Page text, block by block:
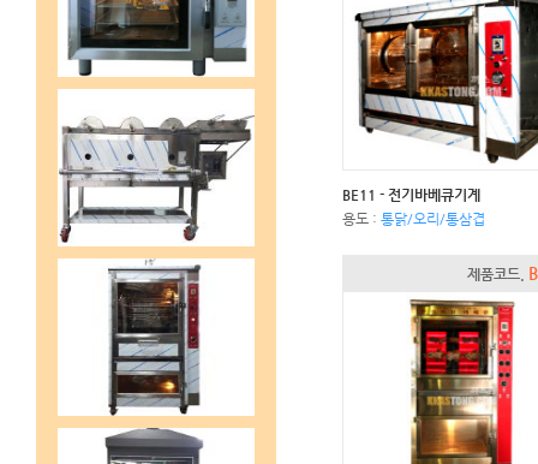
BE11 - 전기바베큐기계
용도 : 통닭/오리/통삼겹
제품코드.